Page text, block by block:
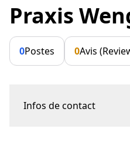
Praxis
0Postes 0Avis
Infos de contact